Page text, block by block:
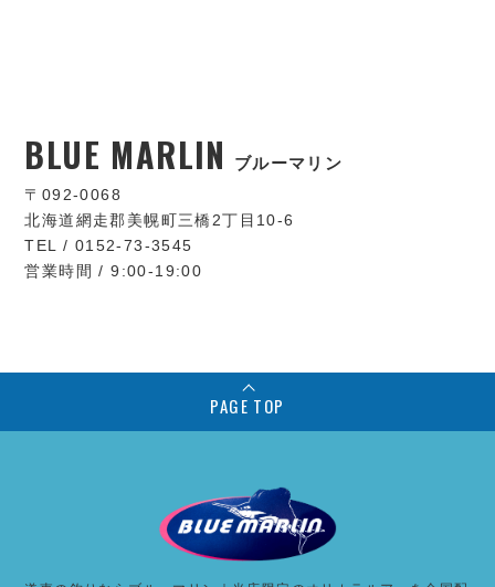
BLUE MARLIN ブルーマリン
〒092-0068
北海道網走郡美幌町三橋2丁目10-6
TEL / 0152-73-3545
営業時間 / 9:00-19:00
PAGE TOP